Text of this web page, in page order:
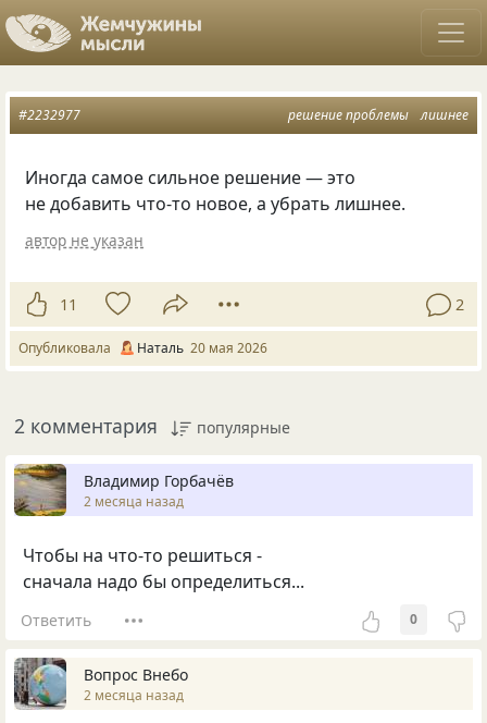
решение проблемы лишнее
#2232977
Иногда самое сильное решение — это
не добавить что-то новое, а убрать лишнее.
автор не указан
11 2
Опубликовала Наталь 20 мая 2026
2 комментария популярные
Владимир Горбачёв
2 месяца назад
Чтобы на что-то решиться -
сначала надо бы определиться...
Ответить 0
Вопрос Внебо
2 месяца назад